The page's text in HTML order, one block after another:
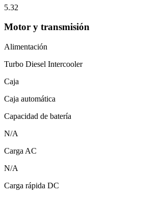
5.32
Motor y transmisión
Alimentación
Turbo Diesel Intercooler
Caja
Caja automática
Capacidad de batería
N/A
Carga AC
N/A
Carga rápida DC